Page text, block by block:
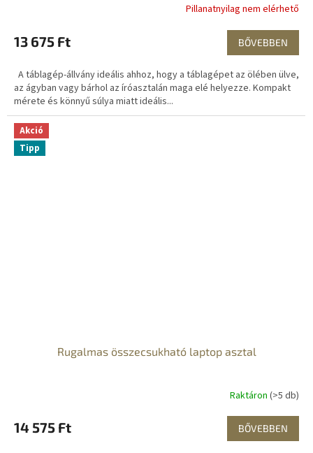
Pillanatnyilag nem elérhető
13 675 Ft BŐVEBBEN
A táblagép-állvány ideális ahhoz, hogy a táblagépet az ölében ülve,
az ágyban vagy bárhol az íróasztalán maga elé helyezze. Kompakt
mérete és könnyű súlya miatt ideális...
Akció
Tipp
Rugalmas összecsukható laptop asztal
Raktáron (>5 db)
14 575 Ft BŐVEBBEN